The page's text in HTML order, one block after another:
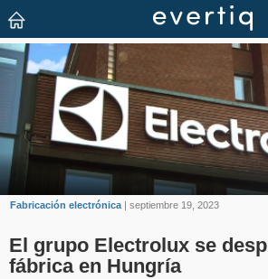
Fabricación electrónica | septiembre 19, 2023
El grupo Electrolux se
fábrica en Hungría